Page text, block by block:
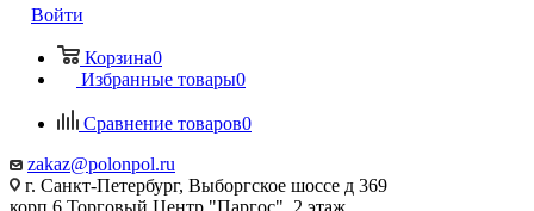
Войти
Корзина0
Избранные товары0
Сравнение товаров0
zakaz@polonpol.ru
г. Санкт-Петербург, Выборгское шоссе д 369
корп.6 Торговый Центр "Паргос", 2 этаж.